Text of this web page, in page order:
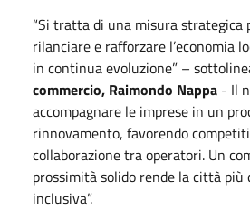
“Si tratta di una misura strategica
rilanciare e rafforzare l’economia
in continua evoluzione” –
commercio, Raimondo Nappa - Il
accompagnare le imprese in un
rinnovamento, favorendo
collaborazione tra operatori. Un
prossimità solido rende la città più
inclusiva”.